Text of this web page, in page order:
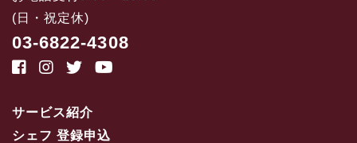
(日・祝定休)
03-6822-4308
サービス紹介
シェフ 登録申込